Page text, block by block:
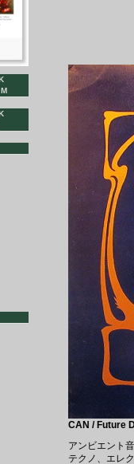
CAN / Future
アンビエント
テクノ、エレ